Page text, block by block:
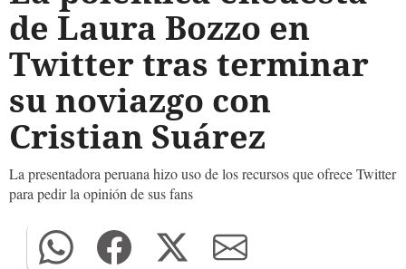
de Laura Bozzo en
Twitter tras terminar
su noviazgo con
Cristian Suárez
La presentadora peruana hizo uso de los recursos que ofrece Twitter
para pedir la opinión de sus fans